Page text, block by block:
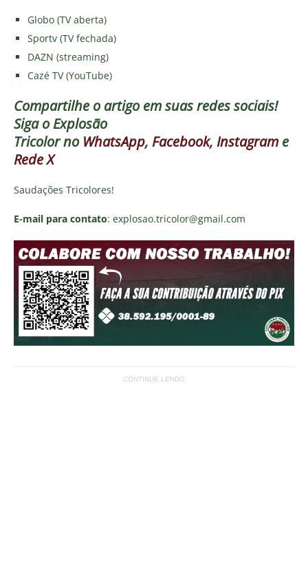
Globo (TV aberta)
Sportv (TV fechada)
DAZN (streaming)
Cazé TV (YouTube)
Compartilhe o artigo em suas redes sociais!
Siga oExplosão
Tricolorno WhatsApp, Facebook, Instagram e
Rede X
Saudações Tricolores!
E-mail para contato: explosao.tricolor@gmail.com
CONTINUE LENDO